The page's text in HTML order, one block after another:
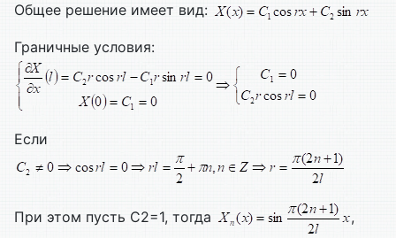
Общее решение имеет вид:
Граничные условия:
Если
При этом пусть С2=1, тогда ,